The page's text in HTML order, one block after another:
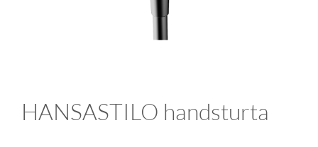
HANSASTILO handsturta